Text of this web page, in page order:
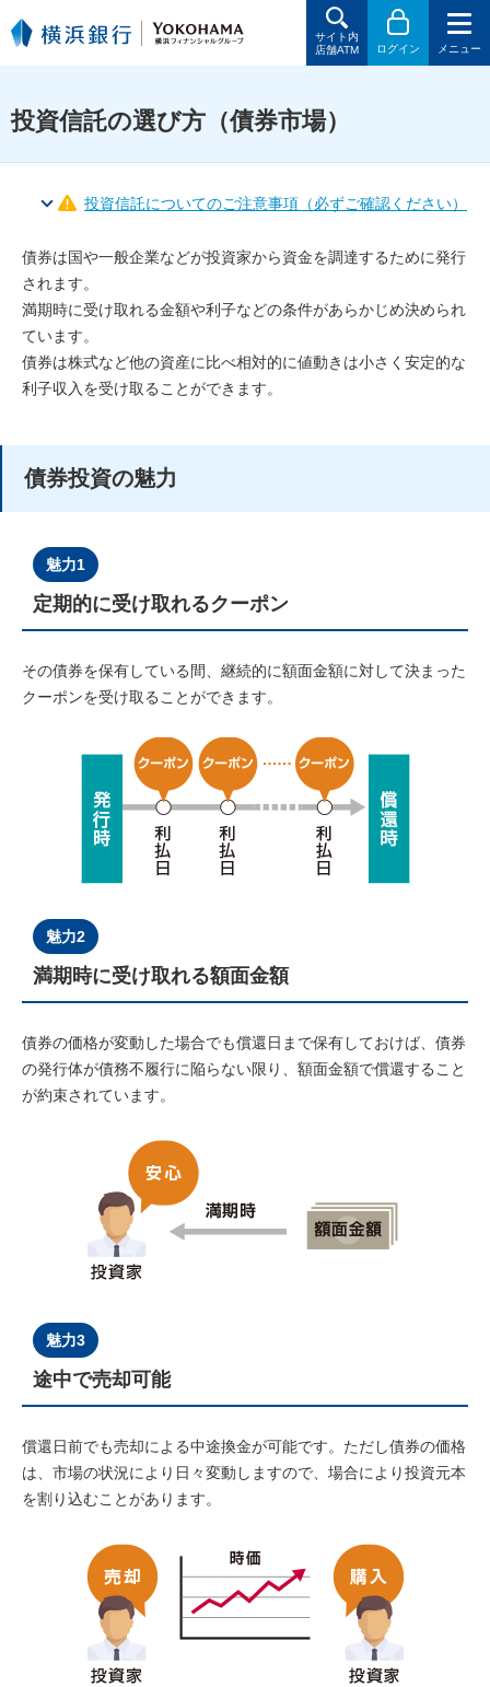
サイト内
店舗ATM
ログイン メニュー
投資信託の選び⽅（債券市場）
投資信託についてのご注意事項（必ずご確認ください）
債券は国や⼀般企業などが投資家から資⾦を調達するために発⾏
されます。
満期時に受け取れる⾦額や利⼦などの条件があらかじめ決められ
ています。
債券は株式など他の資産に⽐べ相対的に値動きは⼩さく安定的な
利⼦収⼊を受け取ることができます。
債券投資の魅⼒
魅力1
定期的に受け取れるクーポン
その債券を保有している間、継続的に額⾯⾦額に対して決まった
クーポンを受け取ることができます。
魅力2
満期時に受け取れる額⾯⾦額
債券の価格が変動した場合でも償還⽇まで保有しておけば、債券
の発⾏体が債務不履⾏に陥らない限り、額⾯⾦額で償還すること
が約束されています。
魅力3
途中で売却可能
償還⽇前でも売却による中途換⾦が可能です。ただし債券の価格
は、市場の状況により⽇々変動しますので、場合により投資元本
を割り込むことがあります。